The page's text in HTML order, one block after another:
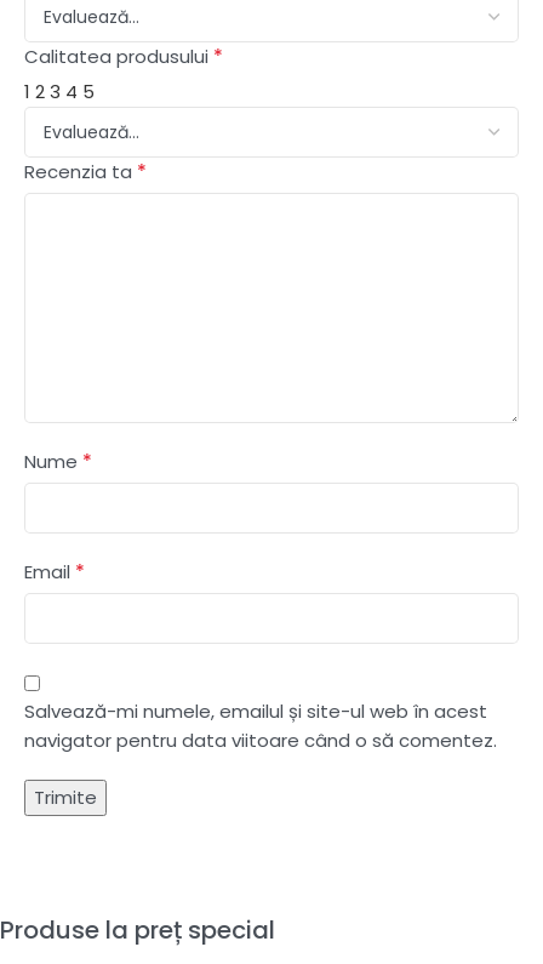
Calitatea produsului *
1 23 4 5
Recenzia ta *
Nume *
Email *
Salvează-mi numele, emailul și site-ul web în acest
navigator pentru data viitoare când o să comentez.
Produse la preț special